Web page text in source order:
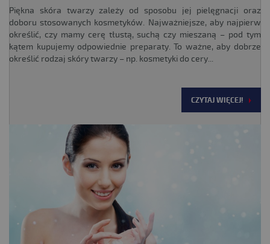
Piękna skóra twarzy zależy od sposobu jej pielęgnacji oraz
doboru stosowanych kosmetyków. Najważniejsze, aby najpierw
określić, czy mamy cerę tłustą, suchą czy mieszaną – pod tym
kątem kupujemy odpowiednie preparaty. To ważne, aby dobrze
określić rodzaj skóry twarzy – np. kosmetyki do cery...
CZYTAJ WIĘCEJ!